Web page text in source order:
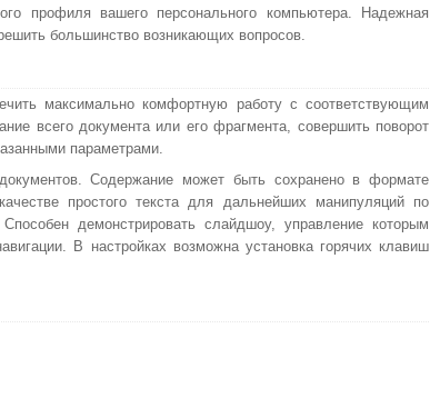
профиля вашего персонального компьютера. Надежная
большинство возникающих вопросов.
максимально комфортную работу с соответствующим
всего документа или его фрагмента, совершить поворот
параметрами.
Содержание может быть сохранено в формате
простого текста для дальнейших манипуляций по
демонстрировать слайдшоу, управление которым
В настройках возможна установка горячих клавиш